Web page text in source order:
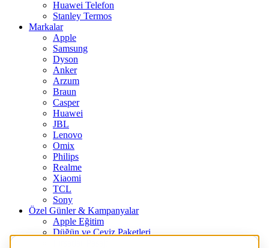
Huawei Telefon
Stanley Termos
Markalar
Apple
Samsung
Dyson
Anker
Arzum
Braun
Casper
Huawei
JBL
Lenovo
Omix
Philips
Realme
Xiaomi
TCL
Sony
Özel Günler & Kampanyalar
Apple Eğitim
Düğün ve Çeyiz Paketleri